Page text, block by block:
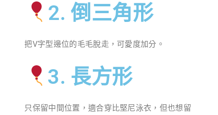
2. 倒三角形
把V字型邊位的毛毛脫走，可愛度加分。
3. 長方形
只保留中間位置，適合穿比堅尼泳衣，但也想留